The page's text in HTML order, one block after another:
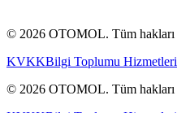
© 2026 OTOMOL. Tüm hakları
KVKKBilgi Toplumu Hizmetleri
© 2026 OTOMOL. Tüm hakları